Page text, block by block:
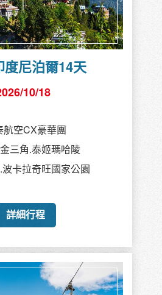
度尼泊爾14天
10/18
航空CX豪華團
三角.泰姬瑪哈陵
卡拉奇旺國家公園
詳細行程